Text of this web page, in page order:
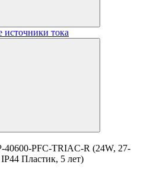
тока
40600-PFC-TRIAC-R (24W, 27-
Пластик, 5 лет)